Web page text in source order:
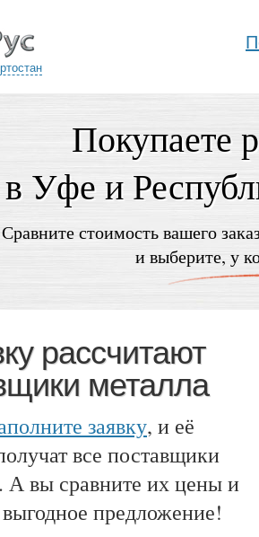
Покупаете
в Уфе и
Сравните стоимость вашего
и выберите, у
рассчитают
металла
заявку, и её
все поставщики
А вы сравните их цены и
предложение!